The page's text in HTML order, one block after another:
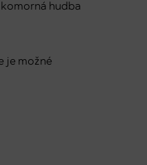
hudba
je možné